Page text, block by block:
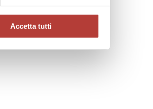
Accetta tutti
dell’Odin
fototestuale